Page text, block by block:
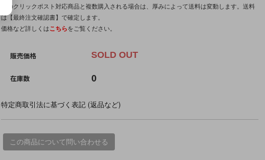
他のクリックポスト対応商品と複数購入される場合は、厚みによって送料は変動します。送料
は【最終注文確認書】で確定します。
価格など詳しくはこちらをご覧ください。
販売価格 SOLD OUT
在庫数 0
特定商取引法に基づく表記 (返品など)
この商品について問い合わせる